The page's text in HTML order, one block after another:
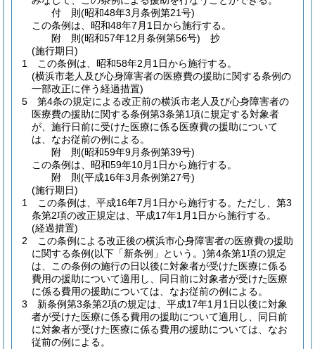
付 則(昭和48年3月条例第21号)
この条例は、昭和48年7月1日から施行する。
附 則(昭和57年12月条例第56号) 抄
(施行期日)
1
この条例は、昭和58年2月1日から施行する。
(横浜市老人及び心身障害者の医療費の援助に関する条例の
一部改正に伴う経過措置)
5
第4条の規定による改正前の横浜市老人及び心身障害者の
医療費の援助に関する条例第3条第1項に規定する対象者
が、施行日前に受けた医療に係る医療費の援助について
は、なお従前の例による。
附 則(昭和59年9月条例第39号)
この条例は、昭和59年10月1日から施行する。
附 則(平成16年3月条例第27号)
(施行期日)
1
この条例は、平成16年7月1日から施行する。 ただし、第3
条第2項の改正規定は、平成17年1月1日から施行する。
(経過措置)
2
この条例による改正後の横浜市心身障害者の医療費の援助
に関する条例(以下「新条例」という。)第4条第1項の規定
は、この条例の施行の日以後に対象者が受けた医療に係る
費用の援助について適用し、同日前に対象者が受けた医療
に係る費用の援助については、なお従前の例による。
3
新条例第3条第2項の規定は、平成17年1月1日以後に対象
者が受けた医療に係る費用の援助について適用し、同日前
に対象者が受けた医療に係る費用の援助については、なお
従前の例による。